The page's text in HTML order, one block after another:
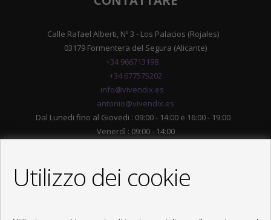
Calle Rafael Alberti, Nº 3 - Los Palacios (Rojales)
03179 Formentera del Segura (Alicante)
+34 966713198
+34 677575202
info@vivendix.es
antonio@vivendix.es
Dal Lunedi fino al Giovedi : 09:00 - 14:00 e 16:00 - 19:00
Venerdì : 09:00 - 14:00
Utilizzo dei cookie